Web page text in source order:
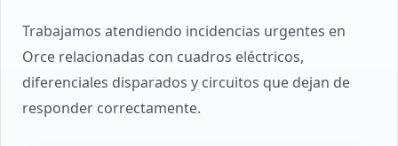
Trabajamos atendiendo incidencias urgentes en
Orce relacionadas con cuadros eléctricos,
diferenciales disparados y circuitos que dejan de
responder correctamente.